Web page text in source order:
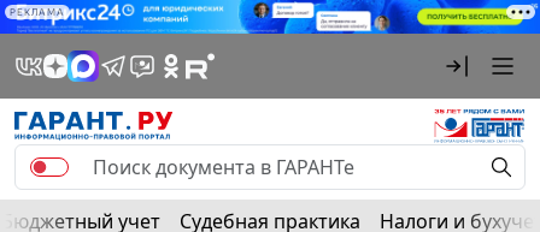
РЕКЛАМА
Бюджетный учет Судебная практика Налоги и